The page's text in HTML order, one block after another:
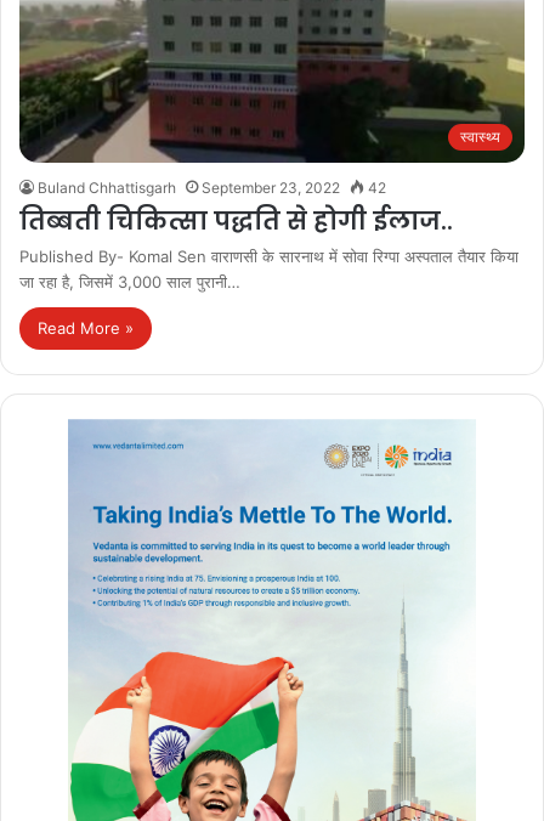
स्वास्थ्य
Buland Chhattisgarh September 23, 2022 42
तिब्बती चिकित्सा पद्धति से होगी ईलाज..
Published By- Komal Sen वाराणसी के सारनाथ में सोवा रिग्पा अस्पताल तैयार किया
जा रहा है, जिसमें 3,000 साल पुरानी…
Read More »